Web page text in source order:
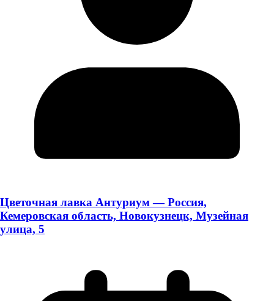
Цветочная лавка Антуриум — Россия,
Кемеровская область, Новокузнецк, Музейная
улица, 5